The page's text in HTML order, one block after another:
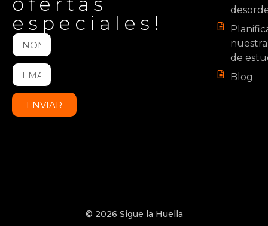
especiales!
ENVIAR
de
Blog
© 2026 Sigue la Huella